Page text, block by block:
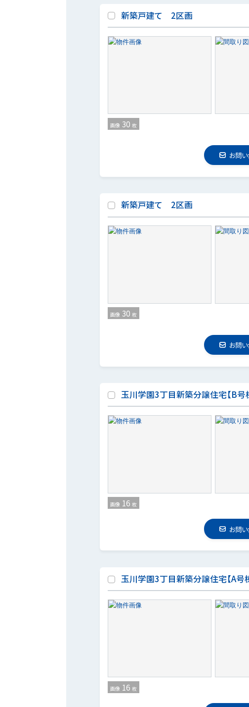
新築戸建て 2区画
画像 30 枚
お問
新築戸建て 2区画
画像 30 枚
お問
玉川学園3丁目新築分譲住宅【B号
画像 16 枚
お問
玉川学園3丁目新築分譲住宅【A号
画像 16 枚